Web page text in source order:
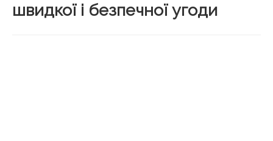
швидкої і безпечної угоди